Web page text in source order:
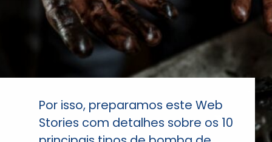
Por isso, preparamos este Web
Stories com detalhes sobre os 10